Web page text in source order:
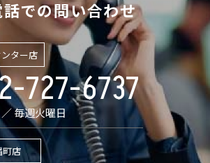
での問い合わせ
ター店
727-6737
毎週火曜日
町店